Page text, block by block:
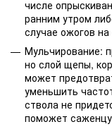
числе
ранним утром
случае ожогов
Мульчирование:
но слой щепы,
может
уменьшить
ствола не
поможет